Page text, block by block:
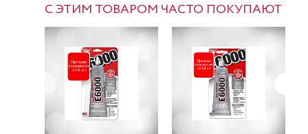
С ЭТИМ ТОВАРОМ ЧАСТО ПОКУПАЮТ